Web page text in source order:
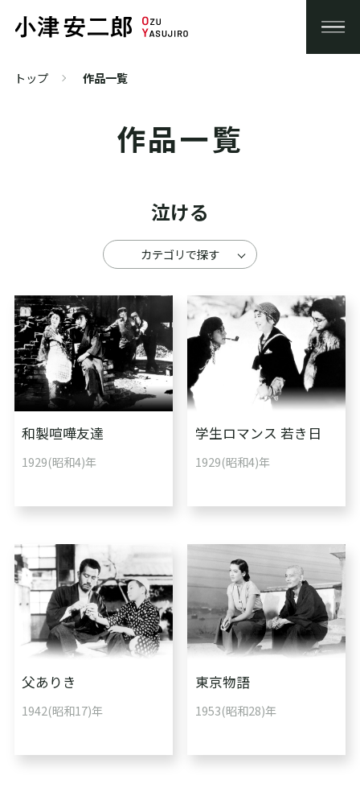
トップ 作品一覧
作品一覧
泣ける
カテゴリで探す
和製喧嘩友達
1929(昭和4)年
学生ロマンス 若き日
1929(昭和4)年
父ありき
1942(昭和17)年
東京物語
1953(昭和28)年